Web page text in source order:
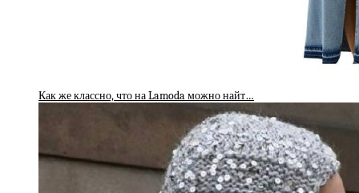
Как же классно, что на Lamoda можно найт…